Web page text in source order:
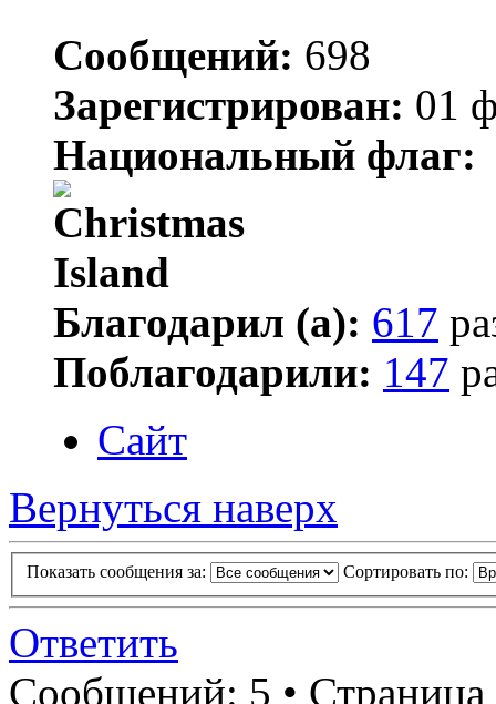
Сообщений: 698
Зарегистрирован: 01
Национальный флаг:
Благодарил (а): 617
Поблагодарили: 147
Сайт
Вернуться наверх
Показать сообщения за: Сортировать по:
Ответить
Сообщений: 5 • Страница